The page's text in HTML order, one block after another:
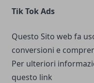
Tik Tok Ads
Questo Sito web fa
conversioni e
Per ulteriori
questo link